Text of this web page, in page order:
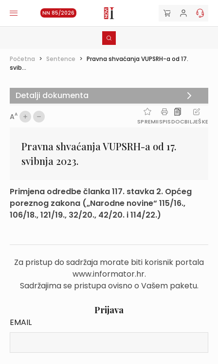
NN 85/2026
Početna > Sentence > Pravna shvaćanja VUPSRH-a od 17.
svib...
AA
SPREMIISPISDOCBILJEŠKE
Pravna shvaćanja VUPSRH-a od 17.
svibnja 2023.
Primjena odredbe članka 117. stavka 2. Općeg
poreznog zakona („Narodne novine“ 115/16.,
106/18., 121/19., 32/20., 42/20. i 114/22.)
Za pristup do sadržaja morate biti korisnik portala
www.informator.hr.
Sadržajima se pristupa ovisno o Vašem paketu.
Prijava
EMAIL
Detalji dokumenta